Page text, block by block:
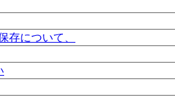
について、